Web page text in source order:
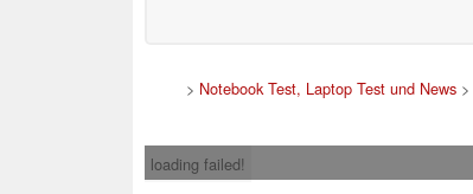
> Notebook Test, Laptop Test und News >
loading failed!